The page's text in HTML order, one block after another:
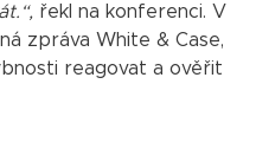
řekl na konferenci. V
zpráva White & Case,
reagovat a ověřit